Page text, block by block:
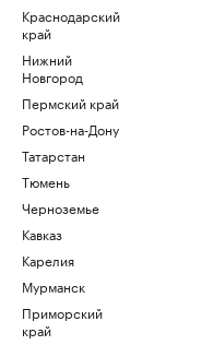
Краснодарский
край
Нижний
Новгород
Пермский край
Ростов-на-Дону
Татарстан
Тюмень
Черноземье
Кавказ
Карелия
Мурманск
Приморский
край